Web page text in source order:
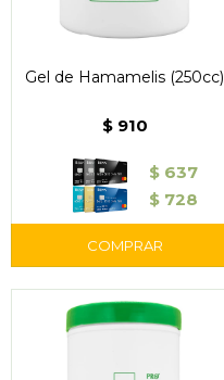
Gel de Hamamelis (250cc)
$ 910
$ 637
$ 728